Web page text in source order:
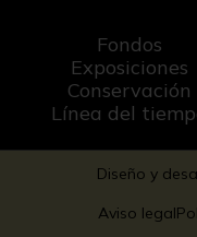
Fondos
Exposiciones
Conservación
Línea del
Diseño y
Aviso legal